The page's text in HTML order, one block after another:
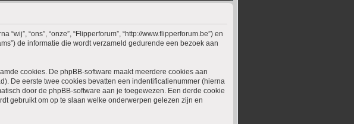
“ons”, “onze”, “Flipperforum”, “http://www.flipperforum.be”) en
de informatie die wordt verzameld gedurende een bezoek aan
cookies. De phpBB-software maakt meerdere cookies aan
De eerste twee cookies bevatten een indentificatienummer (hierna
door de phpBB-software aan je toegewezen. Een derde cookie
gebruikt om op te slaan welke onderwerpen gelezen zijn en